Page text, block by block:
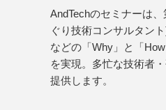
AndTechのセミナーは
ぐり技術コンサルタン
などの「Why」と「
を実現。多忙な技術者
提供します。